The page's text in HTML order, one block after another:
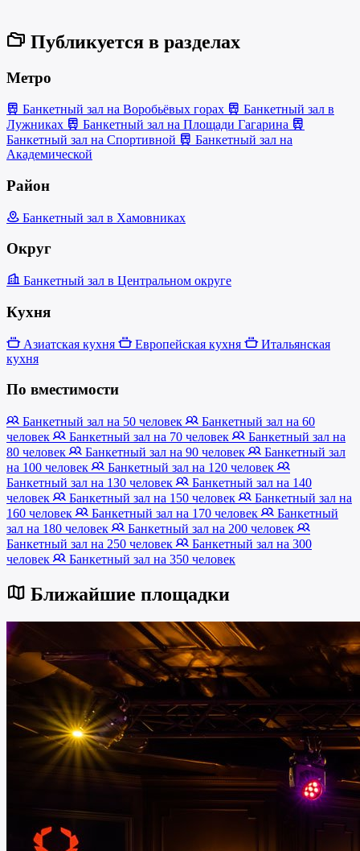
Публикуется в разделах
Метро
Банкетный зал на Воробьёвых горах
Банкетный зал в
Лужниках
Банкетный зал на Площади Гагарина
Банкетный зал на Спортивной
Банкетный зал на
Академической
Район
Банкетный зал в Хамовниках
Округ
Банкетный зал в Центральном округе
Кухня
Азиатская кухня Европейская кухня
Итальянская
кухня
По вместимости
Банкетный зал на 50 человек
Банкетный зал на 60
человек
Банкетный зал на 70 человек
Банкетный зал на
80 человек
Банкетный зал на 90 человек
Банкетный зал
на 100 человек
Банкетный зал на 120 человек
Банкетный зал на 130 человек
Банкетный зал на 140
человек
Банкетный зал на 150 человек
Банкетный зал на
160 человек
Банкетный зал на 170 человек
Банкетный
зал на 180 человек
Банкетный зал на 200 человек
Банкетный зал на 250 человек
Банкетный зал на 300
человек
Банкетный зал на 350 человек
Ближайшие площадки